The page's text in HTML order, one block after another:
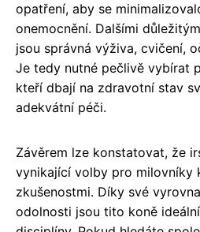
opatření, aby se
onemocnění. Dalšími
jsou správná výživa, cvičení,
Je tedy nutné pečlivě vybírat
kteří dbají na zdravotní stav
adekvátní péči.
Závěrem lze konstatovat, že
vynikající volby pro milovníky
zkušenostmi. Díky své
odolnosti jsou tito koně